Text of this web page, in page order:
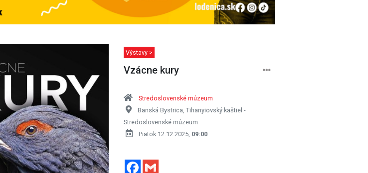
Výstavy >
Vzácne kury
Stredoslovenské múzeum
Banská Bystrica, Tihanyiovský kaštiel -
Stredoslovenské múzeum
Piatok 12.12.2025, 09:00
Facebook